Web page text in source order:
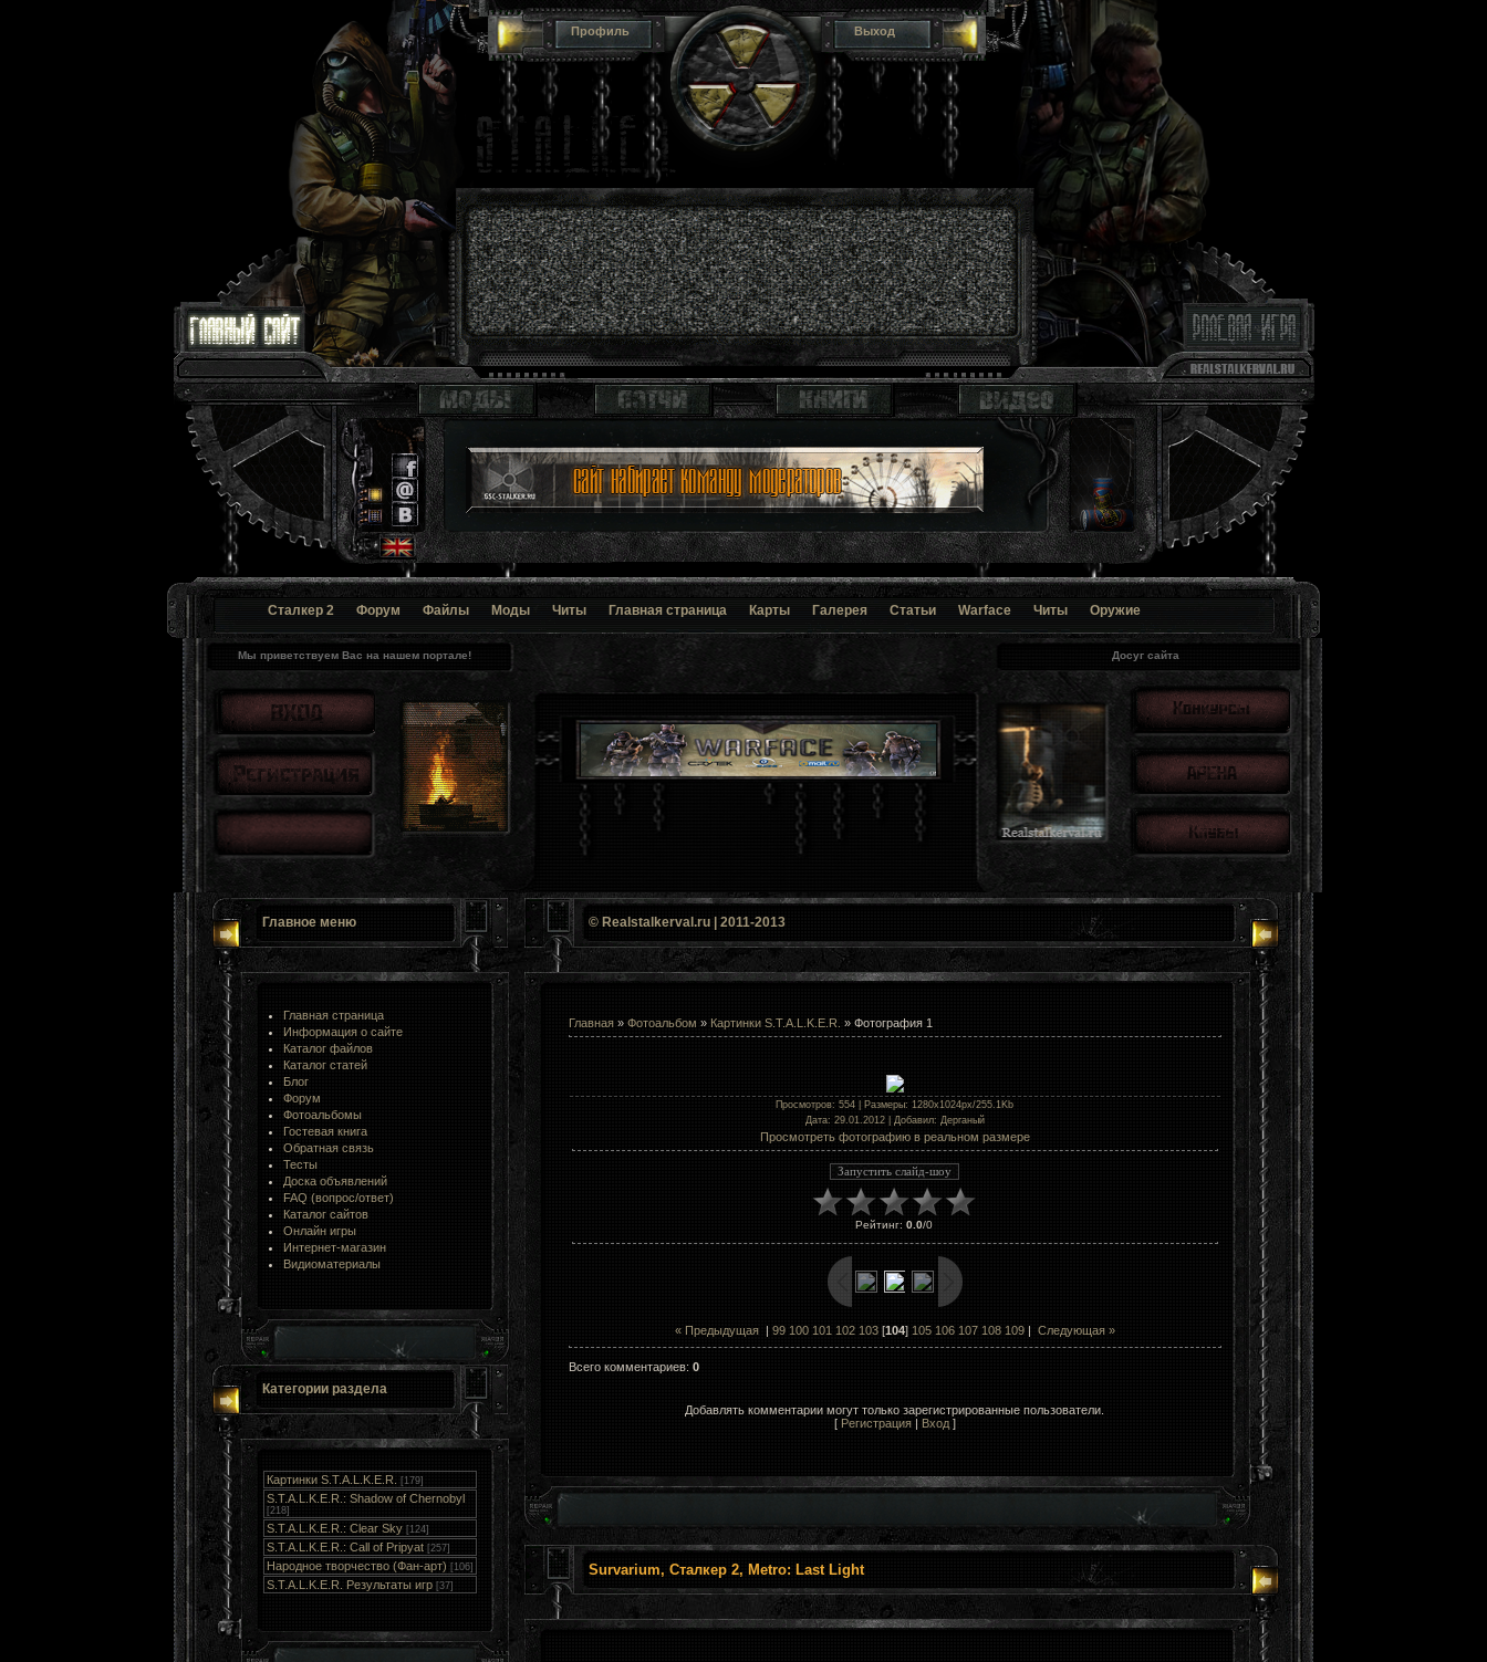
Профиль Выход
Сталкер 2 Форум Файлы Моды Читы Главная страница Карты Галерея Статьи Warface Читы Оружие
Досуг сайта
Мы приветствуем Вас на нашем портале!
Главное меню
Главная страница
Информация о сайте
Каталог файлов
Каталог статей
Блог
Форум
Фотоальбомы
Гостевая книга
Обратная связь
Тесты
Доска объявлений
FAQ (вопрос/ответ)
Каталог сайтов
Онлайн игры
Интернет-магазин
Видиоматериалы
Категории раздела
Картинки S.T.A.L.K.E.R. [179]
S.T.A.L.K.E.R.: Shadow of Chernobyl
[218]
S.T.A.L.K.E.R.: Clear Sky [124]
S.T.A.L.K.E.R.: Call of Pripyat [257]
Народное творчество (Фан-арт) [106]
S.T.A.L.K.E.R. Результаты игр [37]
© Realstalkerval.ru | 2011-2013
Главная» Фотоальбом » Картинки S.T.A.L.K.E.R. » Фотография 1
Просмотров: 554 | Размеры: 1280x1024px/255.1Kb
Дата: 29.01.2012 | Добавил: Дерганый
Просмотреть фотографию в реальном размере
Рейтинг: 0.0/0
« Предыдущая| 99 100 101 102 103[104] 105 106 107 108 109| Следующая »
Всего комментариев: 0
Добавлять комментарии могут только зарегистрированные пользователи.
[ Регистрация| Вход]
Survarium, Сталкер 2, Metro: Last Light